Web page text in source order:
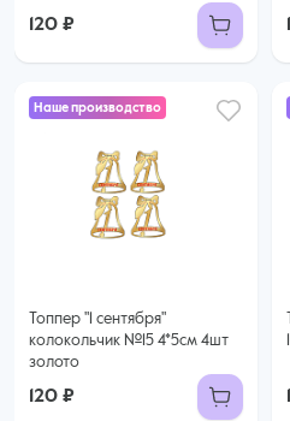
120 ₽
Наше производство
Топпер "1 сентября"
колокольчик №15 4*5см 4шт
золото
120 ₽